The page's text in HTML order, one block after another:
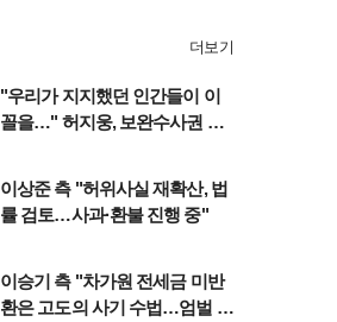
"우리가 지지했던 인간들이 이
꼴을…" 허지웅, 보완수사권 폐
이상준 측 "허위사실 재확산, 법
률 검토…사과·환불 진행 중"
이승기 측 "차가원 전세금 미반
환은 고도의 사기 수법…엄벌 원
더보기